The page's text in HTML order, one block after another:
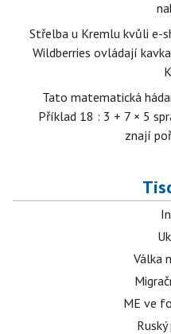
Střelba u Kremlu kvůli e-
Wildberries ovládají
Tato matematická
Příklad 18 : 3 + 7 × 5
znají
Válka
ME ve